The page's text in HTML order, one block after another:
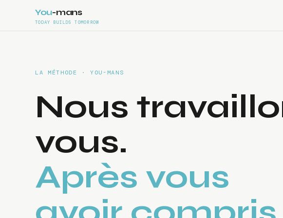
You-mans
TODAY BUILDS TOMORROW
LA MÉTHODE · YOU-MANS
Nous
vous.
Après vous